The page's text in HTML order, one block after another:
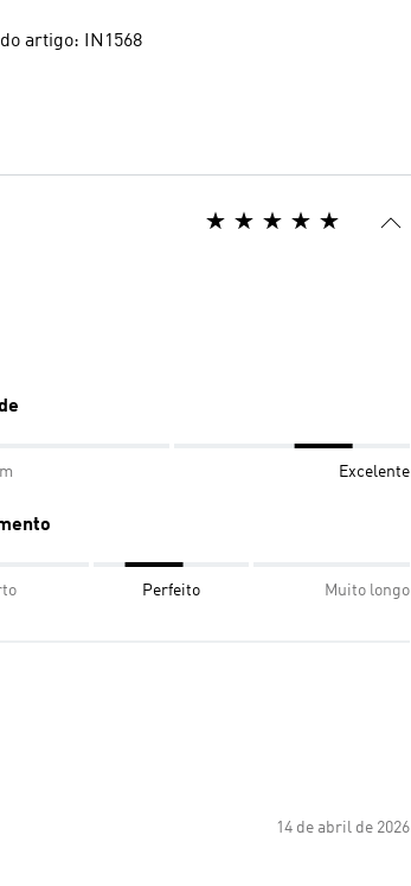
artigo: IN1568
Excelente
Perfeito Muito longo
14 de abril de 2026